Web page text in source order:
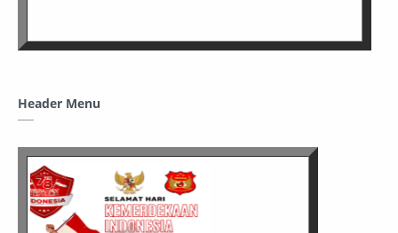
Header Menu